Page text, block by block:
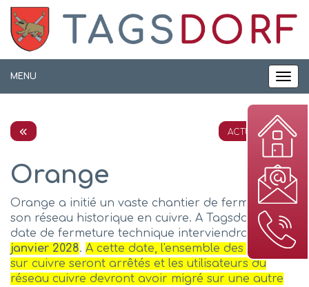
MENU
ACTUALITÉS
Orange
Orange a initié un vaste chantier de fermeture de
son réseau historique en cuivre. A Tagsdorf, la
date de fermeture technique interviendra
le 31
janvier 2028. A cette date, l'ensemble des services
sur cuivre seront arrêtés et les utilisateurs du
réseau cuivre devront avoir migré sur une autre
Panneau de gestion des cookies